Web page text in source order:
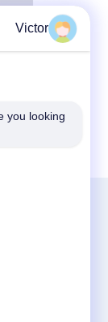
برچسب
Victor
you looking